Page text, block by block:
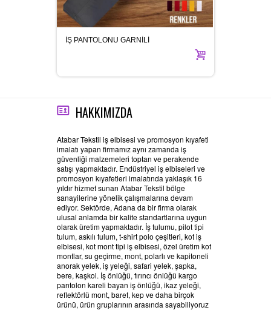
İŞ PANTOLONU GARNİLİ
HAKKIMIZDA
Atabar Tekstil iş elbisesi ve promosyon kıyafeti
imalatı yapan firmamız aynı zamanda iş
güvenliği malzemeleri toptan ve perakende
satışı yapmaktadır. Endüstriyel iş elbiseleri ve
promosyon kıyafetleri imalatında yaklaşık 16
yıldır hizmet sunan Atabar Tekstil bölge
sanayilerine yönelik çalışmalarına devam
ediyor. Sektörde, Adana da bir firma olarak
ulusal anlamda bir kalite standartlarına uygun
olarak üretim yapmaktadır. İş tulumu, pilot tipi
tulum, askılı tulum, t-shirt polo çeşitleri, kot iş
elbisesi, kot mont tipi iş elbisesi, özel üretim kot
montlar, su geçirme, mont, polarlı ve kapitoneli
anorak yelek, iş yeleği, safari yelek, şapka,
bere, kaşkol. İş önlüğü, fırıncı önlüğü kargo
pantolon kareli bayan iş önlüğü, ikaz yeleği,
reflektörlü mont, baret, kep ve daha birçok
ürünü, ürün gruplarının arasında sayabiliyoruz